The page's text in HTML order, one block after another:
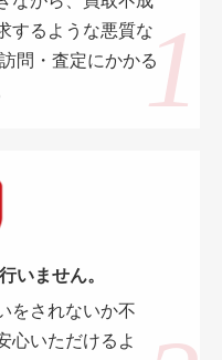
するような悪質な
問・査定にかかる
いません。
をされないか不
心いただけるよ